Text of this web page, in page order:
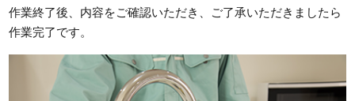
作業終了後、内容をご確認いただき、ご了承いただきましたら
作業完了です。